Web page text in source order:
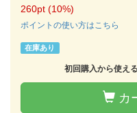
260pt (10%)
ポイントの使い方はこちら
在庫あり
初回購入から使え
カ